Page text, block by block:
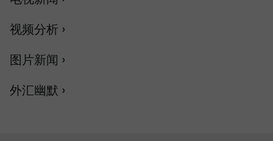
视频分析 ›
图片新闻 ›
外汇幽默 ›